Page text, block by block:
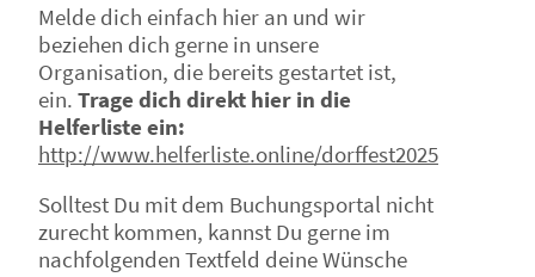
Melde dich einfach hier an und wir
beziehen dich gerne in unsere
Organisation, die bereits gestartet ist,
ein. Trage dich direkt hier in die
Helferliste ein:
http://www.helferliste.online/dorffest2025
Solltest Du mit dem Buchungsportal nicht
zurecht kommen, kannst Du gerne im
nachfolgenden Textfeld deine Wünsche